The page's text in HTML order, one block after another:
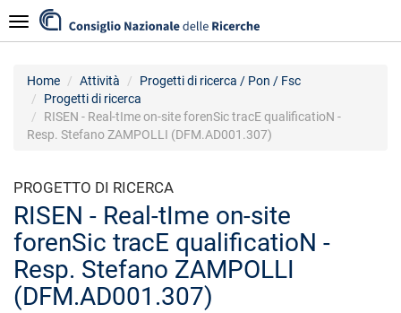
al
contenuto
Navigazione
Home Attività
Progetti di ricerca / Pon / Fsc
Progetti di ricerca
RISEN - Real-tIme on-site forenSic tracE qualificatioN -
Resp. Stefano ZAMPOLLI (DFM.AD001.307)
PROGETTO DI RICERCA
RISEN - Real-tIme on-site
forenSic tracE qualificatioN -
Resp. Stefano ZAMPOLLI
(DFM.AD001.307)